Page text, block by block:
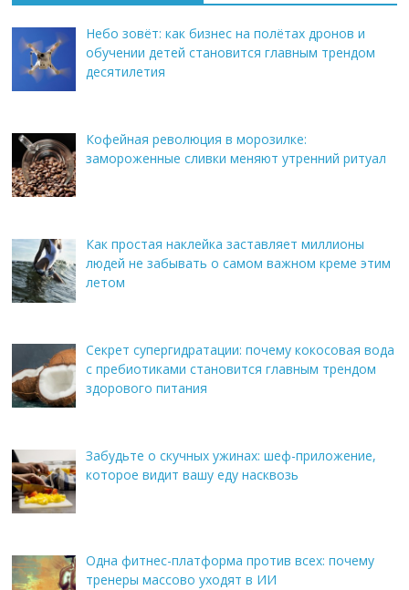
Небо зовёт: как бизнес на полётах дронов и
обучении детей становится главным трендом
десятилетия
Кофейная революция в морозилке:
замороженные сливки меняют утренний ритуал
Как простая наклейка заставляет миллионы
людей не забывать о самом важном креме этим
летом
Секрет супергидратации: почему кокосовая вода
с пребиотиками становится главным трендом
здорового питания
Забудьте о скучных ужинах: шеф-приложение,
которое видит вашу еду насквозь
Одна фитнес-платформа против всех: почему
тренеры массово уходят в ИИ